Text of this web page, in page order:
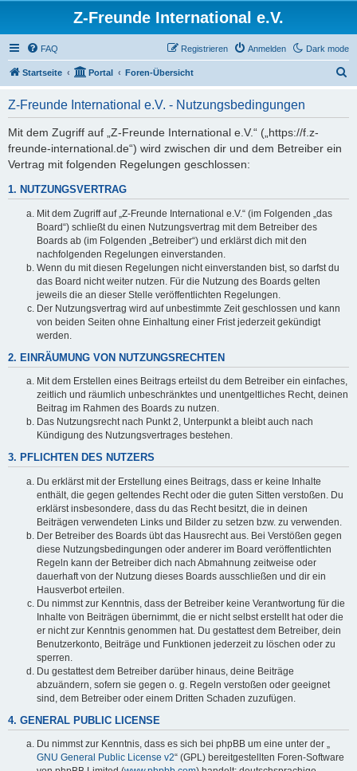
Z-Freunde International e.V.
Dark mode
FAQ Anmelden
Registrieren
Startseite Portal Foren-Übersicht
Z-Freunde International e.V. - Nutzungsbedingungen
Mit dem Zugriff auf „Z-Freunde International e.V.“ („https://f.z-
freunde-international.de“) wird zwischen dir und dem Betreiber ein
Vertrag mit folgenden Regelungen geschlossen:
1. NUTZUNGSVERTRAG
Mit dem Zugriff auf „Z-Freunde International e.V.“ (im Folgenden „das
Board“) schließt du einen Nutzungsvertrag mit dem Betreiber des
Boards ab (im Folgenden „Betreiber“) und erklärst dich mit den
nachfolgenden Regelungen einverstanden.
Wenn du mit diesen Regelungen nicht einverstanden bist, so darfst du
das Board nicht weiter nutzen. Für die Nutzung des Boards gelten
jeweils die an dieser Stelle veröffentlichten Regelungen.
Der Nutzungsvertrag wird auf unbestimmte Zeit geschlossen und kann
von beiden Seiten ohne Einhaltung einer Frist jederzeit gekündigt
werden.
2. EINRÄUMUNG VON NUTZUNGSRECHTEN
Mit dem Erstellen eines Beitrags erteilst du dem Betreiber ein einfaches,
zeitlich und räumlich unbeschränktes und unentgeltliches Recht, deinen
Beitrag im Rahmen des Boards zu nutzen.
Das Nutzungsrecht nach Punkt 2, Unterpunkt a bleibt auch nach
Kündigung des Nutzungsvertrages bestehen.
3. PFLICHTEN DES NUTZERS
Du erklärst mit der Erstellung eines Beitrags, dass er keine Inhalte
enthält, die gegen geltendes Recht oder die guten Sitten verstoßen. Du
erklärst insbesondere, dass du das Recht besitzt, die in deinen
Beiträgen verwendeten Links und Bilder zu setzen bzw. zu verwenden.
Der Betreiber des Boards übt das Hausrecht aus. Bei Verstößen gegen
diese Nutzungsbedingungen oder anderer im Board veröffentlichten
Regeln kann der Betreiber dich nach Abmahnung zeitweise oder
dauerhaft von der Nutzung dieses Boards ausschließen und dir ein
Hausverbot erteilen.
Du nimmst zur Kenntnis, dass der Betreiber keine Verantwortung für die
Inhalte von Beiträgen übernimmt, die er nicht selbst erstellt hat oder die
er nicht zur Kenntnis genommen hat. Du gestattest dem Betreiber, dein
Benutzerkonto, Beiträge und Funktionen jederzeit zu löschen oder zu
sperren.
Du gestattest dem Betreiber darüber hinaus, deine Beiträge
abzuändern, sofern sie gegen o. g. Regeln verstoßen oder geeignet
sind, dem Betreiber oder einem Dritten Schaden zuzufügen.
4. GENERAL PUBLIC LICENSE
Du nimmst zur Kenntnis, dass es sich bei phpBB um eine unter der „
GNU General Public License v2“ (GPL) bereitgestellten Foren-Software